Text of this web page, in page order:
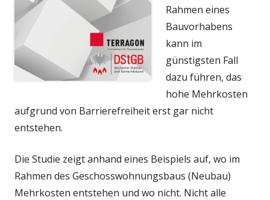
Rahmen eines
Bauvorhabens
kann im
günstigsten Fall
dazu führen, das
hohe Mehrkosten
aufgrund von Barrierefreiheit erst gar nicht
entstehen.
Die Studie zeigt anhand eines Beispiels auf, wo im
Rahmen des Geschosswohnungsbaus (Neubau)
Mehrkosten entstehen und wo nicht. Nicht alle